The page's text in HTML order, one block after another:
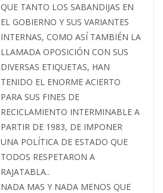
QUE TANTO LOS SABANDIJAS EN
EL GOBIERNO Y SUS VARIANTES
INTERNAS, COMO ASÍ TAMBIÉN LA
LLAMADA OPOSICIÓN CON SUS
DIVERSAS ETIQUETAS, HAN
TENIDO EL ENORME ACIERTO
PARA SUS FINES DE
RECICLAMIENTO INTERMINABLE A
PARTIR DE 1983, DE IMPONER
UNA POLÍTICA DE ESTADO QUE
TODOS RESPETARON A
RAJATABLA..
NADA MAS Y NADA MENOS QUE